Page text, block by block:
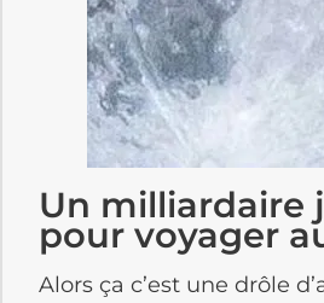
Un milliardaire
pour voyager
Alors ça c’est une drôle